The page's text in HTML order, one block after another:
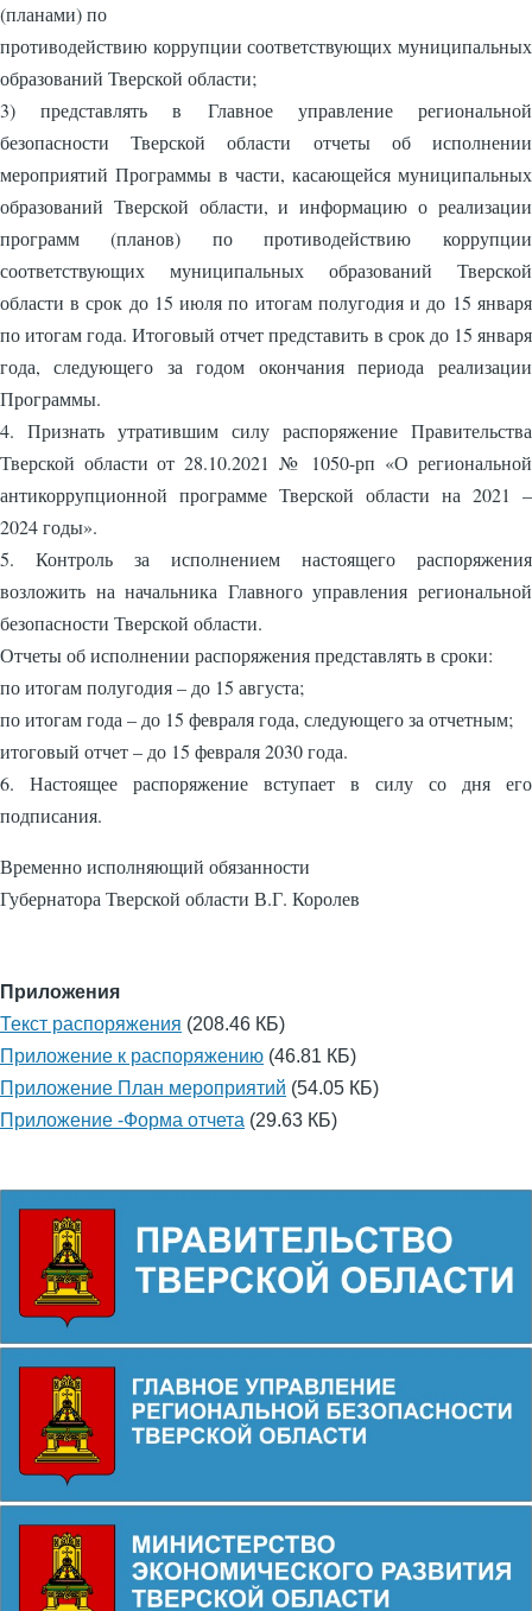
(планами) по
противодействию коррупции соответствующих муниципальных
образований Тверской области;
3) представлять в Главное управление региональной
безопасности Тверской области отчеты об исполнении
мероприятий Программы в части, касающейся муниципальных
образований Тверской области, и информацию о реализации
программ (планов) по противодействию коррупции
соответствующих муниципальных образований Тверской
области в срок до 15 июля по итогам полугодия и до 15 января
по итогам года. Итоговый отчет представить в срок до 15 января
года, следующего за годом окончания периода реализации
Программы.
4. Признать утратившим силу распоряжение Правительства
Тверской области от 28.10.2021 № 1050-рп «О региональной
антикоррупционной программе Тверской области на 2021 –
2024 годы».
5. Контроль за исполнением настоящего распоряжения
возложить на начальника Главного управления региональной
безопасности Тверской области.
Отчеты об исполнении распоряжения представлять в сроки:
по итогам полугодия – до 15 августа;
по итогам года – до 15 февраля года, следующего за отчетным;
итоговый отчет – до 15 февраля 2030 года.
6. Настоящее распоряжение вступает в силу со дня его
подписания.
Временно исполняющий обязанности
Губернатора Тверской области В.Г. Королев
Приложения
Текст распоряжения (208.46 КБ)
Приложение к распоряжению (46.81 КБ)
Приложение План мероприятий (54.05 КБ)
Приложение -Форма отчета (29.63 КБ)